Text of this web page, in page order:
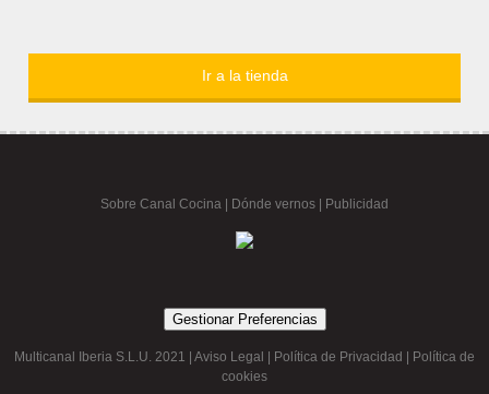
Ir a la tienda
Sobre Canal Cocina Dónde vernos | Publicidad
Gestionar Preferencias
Multicanal Iberia S.L.U. 2021 | Aviso Legal Política de Privacidad
Política de
cookies